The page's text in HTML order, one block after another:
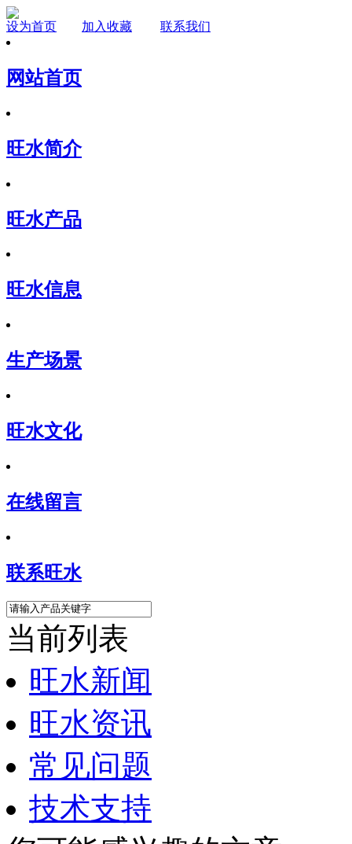
设为首页 加入收藏 联系我们
网站首页
旺水简介
旺水产品
旺水信息
生产场景
旺水文化
在线留言
联系旺水
当前列表
旺水新闻
旺水资讯
常见问题
技术支持